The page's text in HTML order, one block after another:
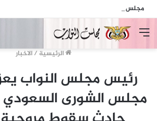
القائمة
الرئيسية/الاخبار
رئيس مجلس النواب
مجلس الشورى